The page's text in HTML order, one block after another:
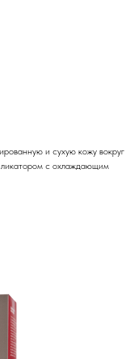
и сухую кожу вокруг
с охлаждающим